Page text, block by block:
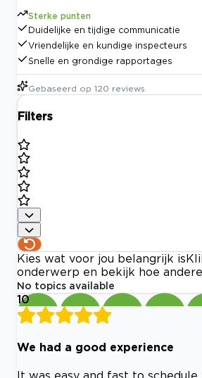
Sterke punten
Duidelijke en tijdige communicatie
Vriendelijke en kundige inspecteurs
Snelle en grondige rapportages
Gebaseerd op 120 reviews
Filters
Kies wat voor jou belangrijk is
onderwerp en bekijk hoe
No topics available
10
We had a good experience
It was easy and fast to